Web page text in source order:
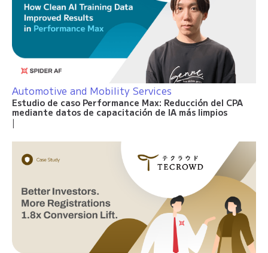
Automotive and Mobility Services
Estudio de caso Performance Max: Reducción del CPA
mediante datos de capacitación de IA más limpios
|